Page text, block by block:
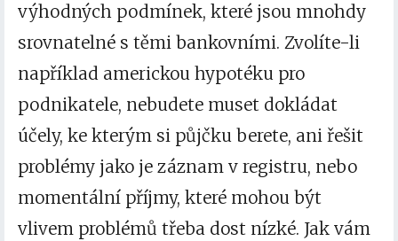
výhodných podmínek, které jsou mnohdy
srovnatelné s těmi bankovními. Zvolíte-li
například americkou hypotéku pro
podnikatele, nebudete muset dokládat
účely, ke kterým si půjčku berete, ani řešit
problémy jako je záznam v registru, nebo
momentální příjmy, které mohou být
vlivem problémů třeba dost nízké. Jak vám